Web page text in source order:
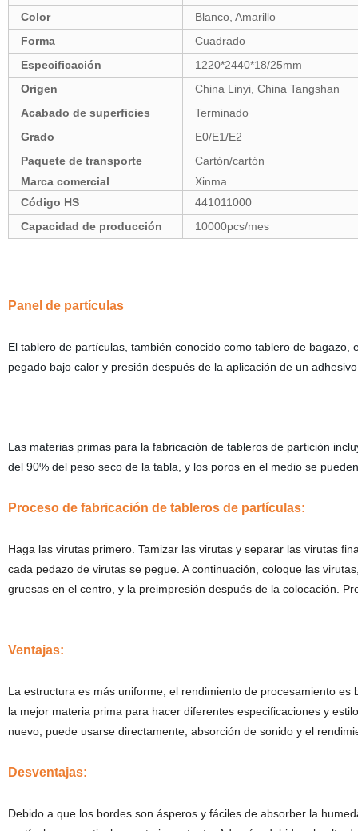
Color
Blanco, Amarillo
Forma
Cuadrado
Especificación
1220*2440*18/25mm
Origen
China Linyi, China Tangshan
Acabado de superficies
Terminado
Grado
E0/E1/E2
Paquete de transporte
Cartón/cartón
Marca comercial
Xinma
Código HS
441011000
Capacidad de producción
10000pcs/mes
Panel de partículas
El tablero de partículas, también conocido como tablero de
pegado bajo calor y presión después de la aplicación de un
Las materias primas para la fabricación de tableros de partición
del 90% del peso seco de la tabla, y los poros en el medio se
Proceso de fabricación de tableros de partículas:
Haga las virutas primero. Tamizar las virutas y separar las virutas
cada pedazo de virutas se pegue. A continuación, coloque las
gruesas en el centro, y la preimpresión después de la colocación.
Ventajas:
La estructura es más uniforme, el rendimiento de procesamiento
la mejor materia prima para hacer diferentes especificaciones y
nuevo, puede usarse directamente, absorción de sonido y el
Desventajas:
Debido a que los bordes son ásperos y fáciles de absorber la